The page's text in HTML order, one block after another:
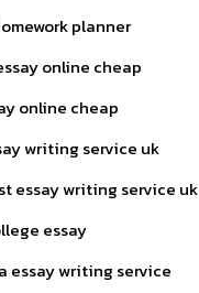
planner
online cheap
online cheap
writing service uk
essay writing service uk
essay
essay writing service